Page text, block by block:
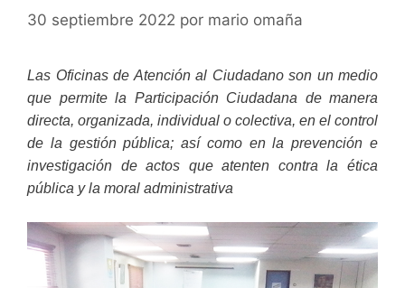
30 septiembre 2022 por mario omaña
Las Oficinas de Atención al Ciudadano son un medio
que permite la Participación Ciudadana de manera
directa, organizada, individual o colectiva, en el control
de la gestión pública; así como en la prevención e
investigación de actos que atenten contra la ética
pública y la moral administrativa